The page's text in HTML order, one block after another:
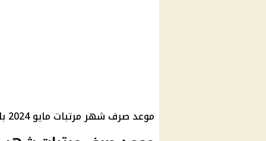
موعد صرف شهر مرتبات مايو 2024 بالزيادة الجديدة